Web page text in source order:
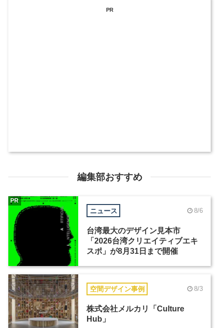
PR
編集部おすすめ
ニュース 8/6
台湾最大のデザイン見本市
「2026台湾クリエイティブエキ
スポ」が8月31日まで開催
PR
空間デザイン事例 8/3
株式会社メルカリ「Culture
Hub」